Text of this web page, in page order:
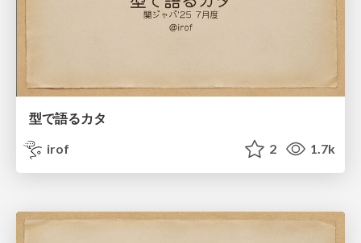
型で語るカタ
irof
2 1.7k